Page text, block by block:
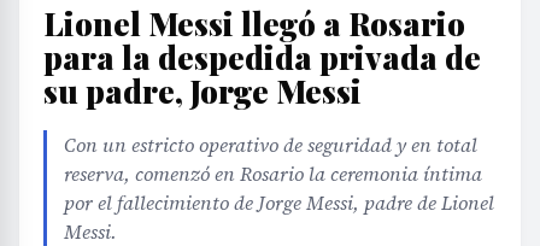
Lionel Messi llegó a Rosario
para la despedida privada de
su padre, Jorge Messi
Con un estricto operativo de seguridad y en total
reserva, comenzó en Rosario la ceremonia íntima
por el fallecimiento de Jorge Messi, padre de Lionel
Messi.